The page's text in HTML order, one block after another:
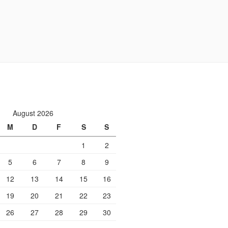
August 2026
M
D F S
S
1
2
5
6 7 8
9
12
13 14 15
16
19
20 21 22
23
26
27 28 29 30